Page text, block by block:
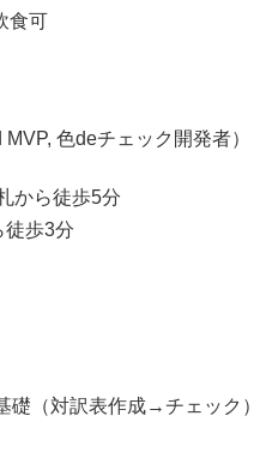
食可
色deチェック開発者）
から徒歩5分
徒歩3分
礎（対訳表作成→チェック）